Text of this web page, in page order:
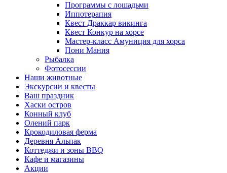
Программы с лошадьми
Иппотерапия
Квест Драккар викинга
Квест Конкур на хорсе
Мастер-класс Амуниция для хорса
Пони Мания
Рыбалка
Фотосессии
Наши животные
Экскурсии и квесты
Ваш праздник
Хаски остров
Конный клуб
Олений парк
Крокодиловая ферма
Деревня Альпак
Коттеджи и зоны BBQ
Кафе и магазины
Акции